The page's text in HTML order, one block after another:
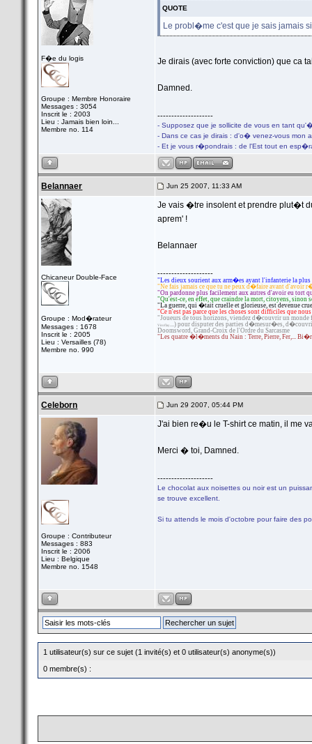
F�e du logis
Groupe : Membre Honoraire
Messages : 3054
Inscrit le : 2003
Lieu : Jamais bien loin...
Membre no. 114
QUOTE
Le probl�me c'est que je sais jamais
Je dirais (avec forte conviction) que ca
Damned.
--------------------
- Supposez que je sollicite de vous en tant
- Dans ce cas je dirais : d'o� venez-vous mon
- Et je vous r�pondrais : de l'Est tout en
Belannaer Jun 25 2007, 11:33 AM
Chicaneur Double-Face
Groupe : Mod�rateur
Messages : 1678
Inscrit le : 2005
Lieu : Versailles (78)
Membre no. 990
Je vais �tre insolent et prendre plut�t
aprem' !
Belannaer
--------------------
"Les dieux sourient aux arm�es ayant l'infanterie la
"Ne fais jamais ce que tu ne peux d�faire avant
"On pardonne plus facilement aux autres d'avoir eu tort
"Qu'est-ce, en effet, que craindre la mort, citoyens,
"La guerre, qui �tait cruelle et glorieuse, est devenue
"Ce n'est pas parce que les choses sont difficiles que
"Joueurs de tous horizons, viendez d�couvrir un
Viroflay ...) pour disputer des parties d�mesur�es,
Doomsword, Grand-Croix de l'Ordre du Sarcasme
"Les quatre �l�ments du Nain : Terre, Pierre, Fer,...
Celeborn Jun 29 2007, 05:44 PM
Groupe : Contributeur
Messages : 883
Inscrit le : 2006
Lieu : Belgique
Membre no. 1548
J'ai bien re�u le T-shirt ce matin, il me
Merci � toi, Damned.
--------------------
Le chocolat aux noisettes ou noir est un
se trouve excellent.
Si tu attends le mois d'octobre pour faire des
1 utilisateur(s) sur ce sujet (1 invité(s) et 0 utilisateur(s) anonyme(s))
0 membre(s) :